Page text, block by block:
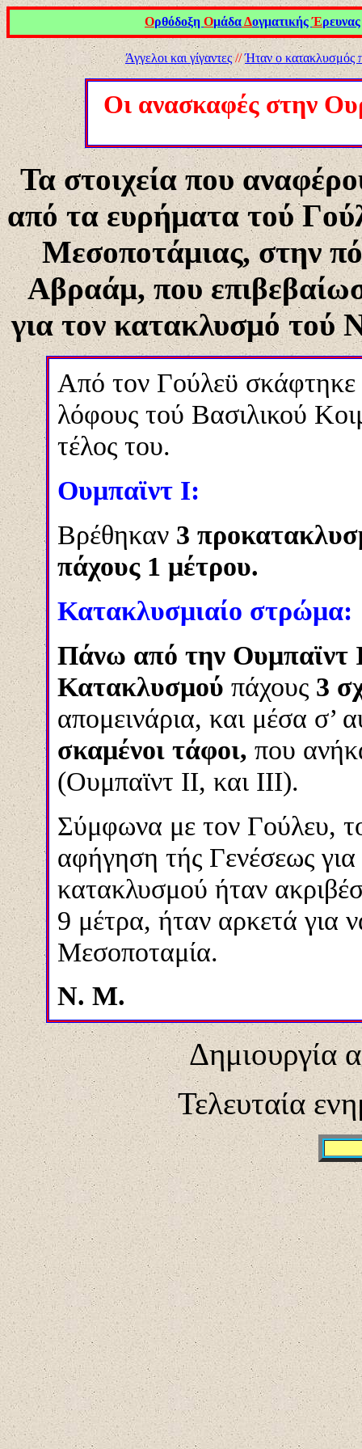
Ορθόδοξη ΟμάδαΔογματικήςΈρευνας
Άγγελοι και γίγαντες// Ήταν ο κατακλυσμός
Οι ανασκαφές στην
Τα στοιχεία που
από τα ευρήματα τού
Μεσοποτάμιας, στην
Αβραάμ, που
για τον κατακλυσμό τού
Από τον Γούλεϋ σκάφτηκε
λόφους τού Βασιλικού
τέλος του.
Ουμπαϊντ Ι:
Βρέθηκαν3
πάχους 1 μέτρου.
Κατακλυσμιαίο στρώμα:
Πάνω από την Ουμπαϊντ
Κατακλυσμού πάχους 3
απομεινάρια, και μέσα σ’
σκαμένοι τάφοι, που
(Ουμπαϊντ ΙΙ, και ΙΙΙ).
Σύμφωνα με τον Γούλευ, το
αφήγηση τής Γενέσεως
κατακλυσμού ήταν
9 μέτρα, ήταν αρκετά για
Μεσοποταμία.
N. M.
Δημιουργία
Τελευταία